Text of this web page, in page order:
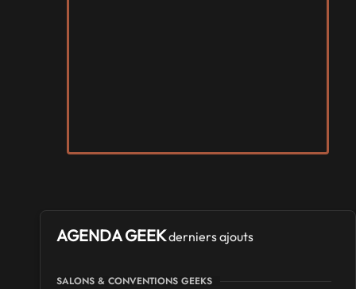
AGENDA GEEKderniers ajouts
SALONS & CONVENTIONS GEEKS